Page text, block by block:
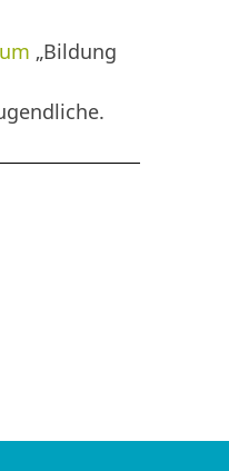
„Bildung